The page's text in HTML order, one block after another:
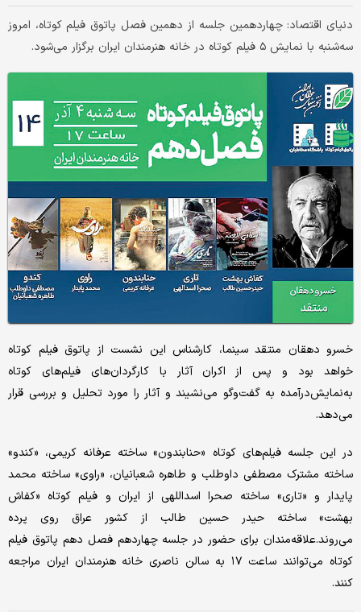
دنیای اقتصاد: چهاردهمین جلسه از دهمین فصل پاتوق فیلم کوتاه، امروز
سه‌شنبه با نمایش ۵ فیلم کوتاه در خانه هنرمندان ایران برگزار می‌شود.
خسرو دهقان منتقد سینما، کارشناس این نشست از پاتوق فیلم کوتاه
خواهد بود و پس از اکران آثار با کارگردان‌های فیلم‌های کوتاه
به‌نمایش‌درآمده به گفت‌وگو می‌نشیند و آثار را مورد تحلیل و بررسی قرار
می‌دهد.
در این جلسه فیلم‌های کوتاه «حنابندون» ساخته عرفانه کریمی، «کندو»
ساخته مشترک مصطفی داوطلب و طاهره شعبانیان، «راوی» ساخته محمد
پایدار و «تاری» ساخته صحرا اسداللهی از ایران و فیلم کوتاه «کفاش
بهشت» ساخته حیدر حسین طالب از کشور عراق روی پرده
می‌روند.علاقه‌مندان برای حضور در جلسه چهاردهم فصل دهم پاتوق فیلم
کوتاه می‌توانند ساعت ۱۷ به سالن ناصری خانه هنرمندان ایران مراجعه
کنند.